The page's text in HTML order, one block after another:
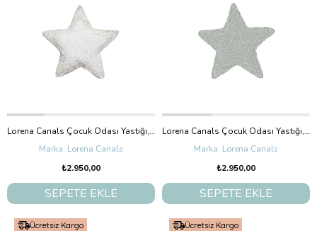
Lorena Canals Çocuk Odası Yastığı, Stella Ivory
Lorena Canals
₺2.950,00
SEPETE EKLE
Lorena Canals Çocuk Odası Yastığı, Stella Blue Sage
Lorena Canals
₺2.950,00
SEPETE EKLE
Ücretsiz Kargo Ücretsiz Kargo